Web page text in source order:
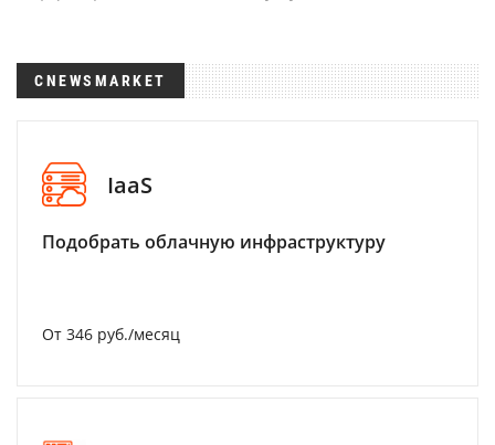
CNEWSMARKET
IaaS
Подобрать облачную инфраструктуру
От 346 руб./месяц